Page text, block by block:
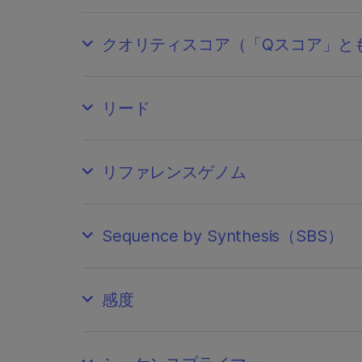
クオリティスコア（「Qスコア」と
リード
リファレンスゲノム
Sequence by Synthesis（SBS）
感度